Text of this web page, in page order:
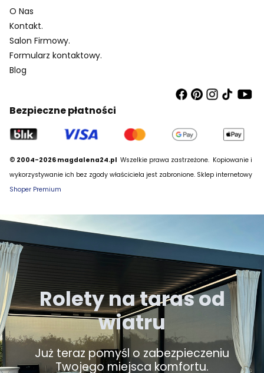
O Nas
Kontakt.
Salon Firmowy.
Formularz kontaktowy.
Blog
Bezpieczne płatności
© 2004-2026 magdalena24.pl Wszelkie prawa zastrzeżone. Kopiowanie i
wykorzystywanie ich bez zgody właściciela jest zabronione. Sklep internetowy
Shoper Premium
Rolety na taras od
wiatru
Już teraz pomyśl o zabezpieczeniu
Twojego miejsca komfortu.